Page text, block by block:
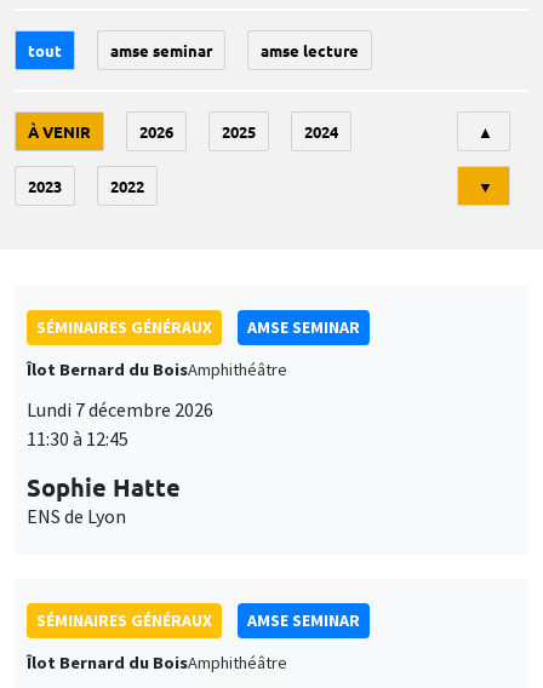
tout amse seminar amse lecture
À VENIR 2026 2025 2024
2023 2022
▲
▼
SÉMINAIRES GÉNÉRAUX
AMSE SEMINAR
Îlot Bernard du BoisAmphithéâtre
Lundi 7 décembre 2026
11:30 à 12:45
Sophie Hatte
ENS de Lyon
SÉMINAIRES GÉNÉRAUX
AMSE SEMINAR
Îlot Bernard du BoisAmphithéâtre